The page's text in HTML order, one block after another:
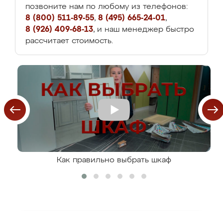
позвоните нам по любому из телефонов:
8 (800) 511-89-55, 8 (495) 665-24-01,
8 (926) 409-68-13, и наш менеджер быстро
рассчитает стоимость.
Как правильно выбрать шкаф